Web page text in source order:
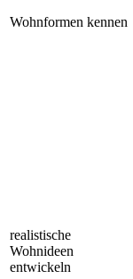
Wohnformen kennen
realistische
Wohnideen
entwickeln